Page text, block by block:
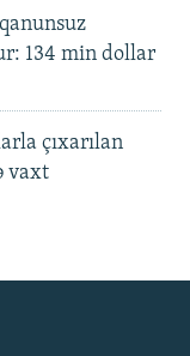
134 min dollar
çıxarılan
vaxt